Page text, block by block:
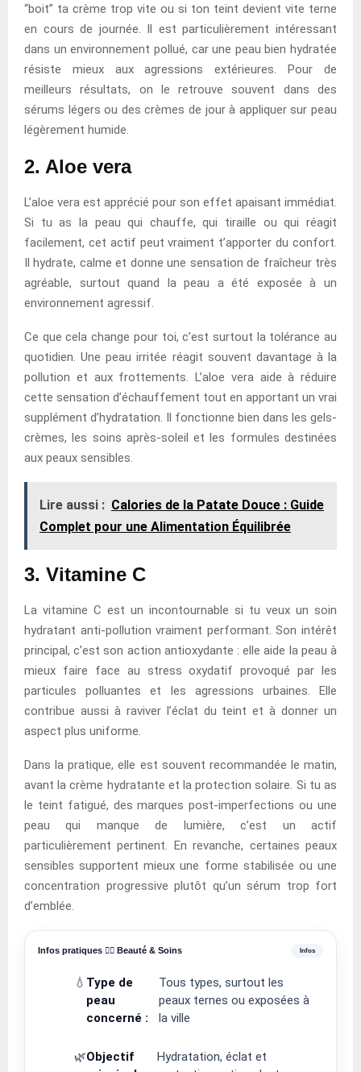
“boit” ta crème trop vite ou si ton teint devient vite terne
en cours de journée. Il est particulièrement intéressant
dans un environnement pollué, car une peau bien hydratée
résiste mieux aux agressions extérieures. Pour de
meilleurs résultats, on le retrouve souvent dans des
sérums légers ou des crèmes de jour à appliquer sur peau
légèrement humide.
2. Aloe vera
L’aloe vera est apprécié pour son effet apaisant immédiat.
Si tu as la peau qui chauffe, qui tiraille ou qui réagit
facilement, cet actif peut vraiment t’apporter du confort.
Il hydrate, calme et donne une sensation de fraîcheur très
agréable, surtout quand la peau a été exposée à un
environnement agressif.
Ce que cela change pour toi, c’est surtout la tolérance au
quotidien. Une peau irritée réagit souvent davantage à la
pollution et aux frottements. L’aloe vera aide à réduire
cette sensation d’échauffement tout en apportant un vrai
supplément d’hydratation. Il fonctionne bien dans les gels-
crèmes, les soins après-soleil et les formules destinées
aux peaux sensibles.
Lire aussi : Calories de la Patate Douce : Guide
Complet pour une Alimentation Équilibrée
3. Vitamine C
La vitamine C est un incontournable si tu veux un soin
hydratant anti-pollution vraiment performant. Son intérêt
principal, c’est son action antioxydante : elle aide la peau à
mieux faire face au stress oxydatif provoqué par les
particules polluantes et les agressions urbaines. Elle
contribue aussi à raviver l’éclat du teint et à donner un
aspect plus uniforme.
Dans la pratique, elle est souvent recommandée le matin,
avant la crème hydratante et la protection solaire. Si tu as
le teint fatigué, des marques post-imperfections ou une
peau qui manque de lumière, c’est un actif
particulièrement pertinent. En revanche, certaines peaux
sensibles supportent mieux une forme stabilisée ou une
concentration progressive plutôt qu’un sérum trop fort
d’emblée.
Infos pratiques 💆‍♀️ Beauté & Soins
💧 Type de
peau
concerné :
Tous types, surtout les
peaux ternes ou exposées à
la ville
🌿Objectif
Hydratation, éclat et